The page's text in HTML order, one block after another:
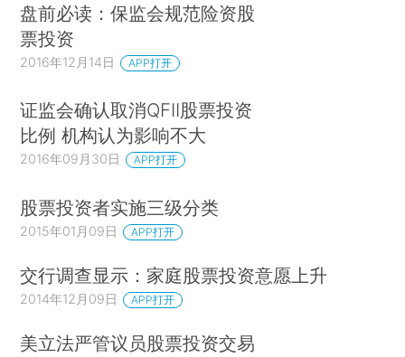
盘前必读：保监会规范险资股
票投资
2016年12月14日 APP打开
证监会确认取消QFII股票投资
比例 机构认为影响不大
2016年09月30日 APP打开
股票投资者实施三级分类
2015年01月09日 APP打开
交行调查显示：家庭股票投资意愿上升
2014年12月09日 APP打开
美立法严管议员股票投资交易